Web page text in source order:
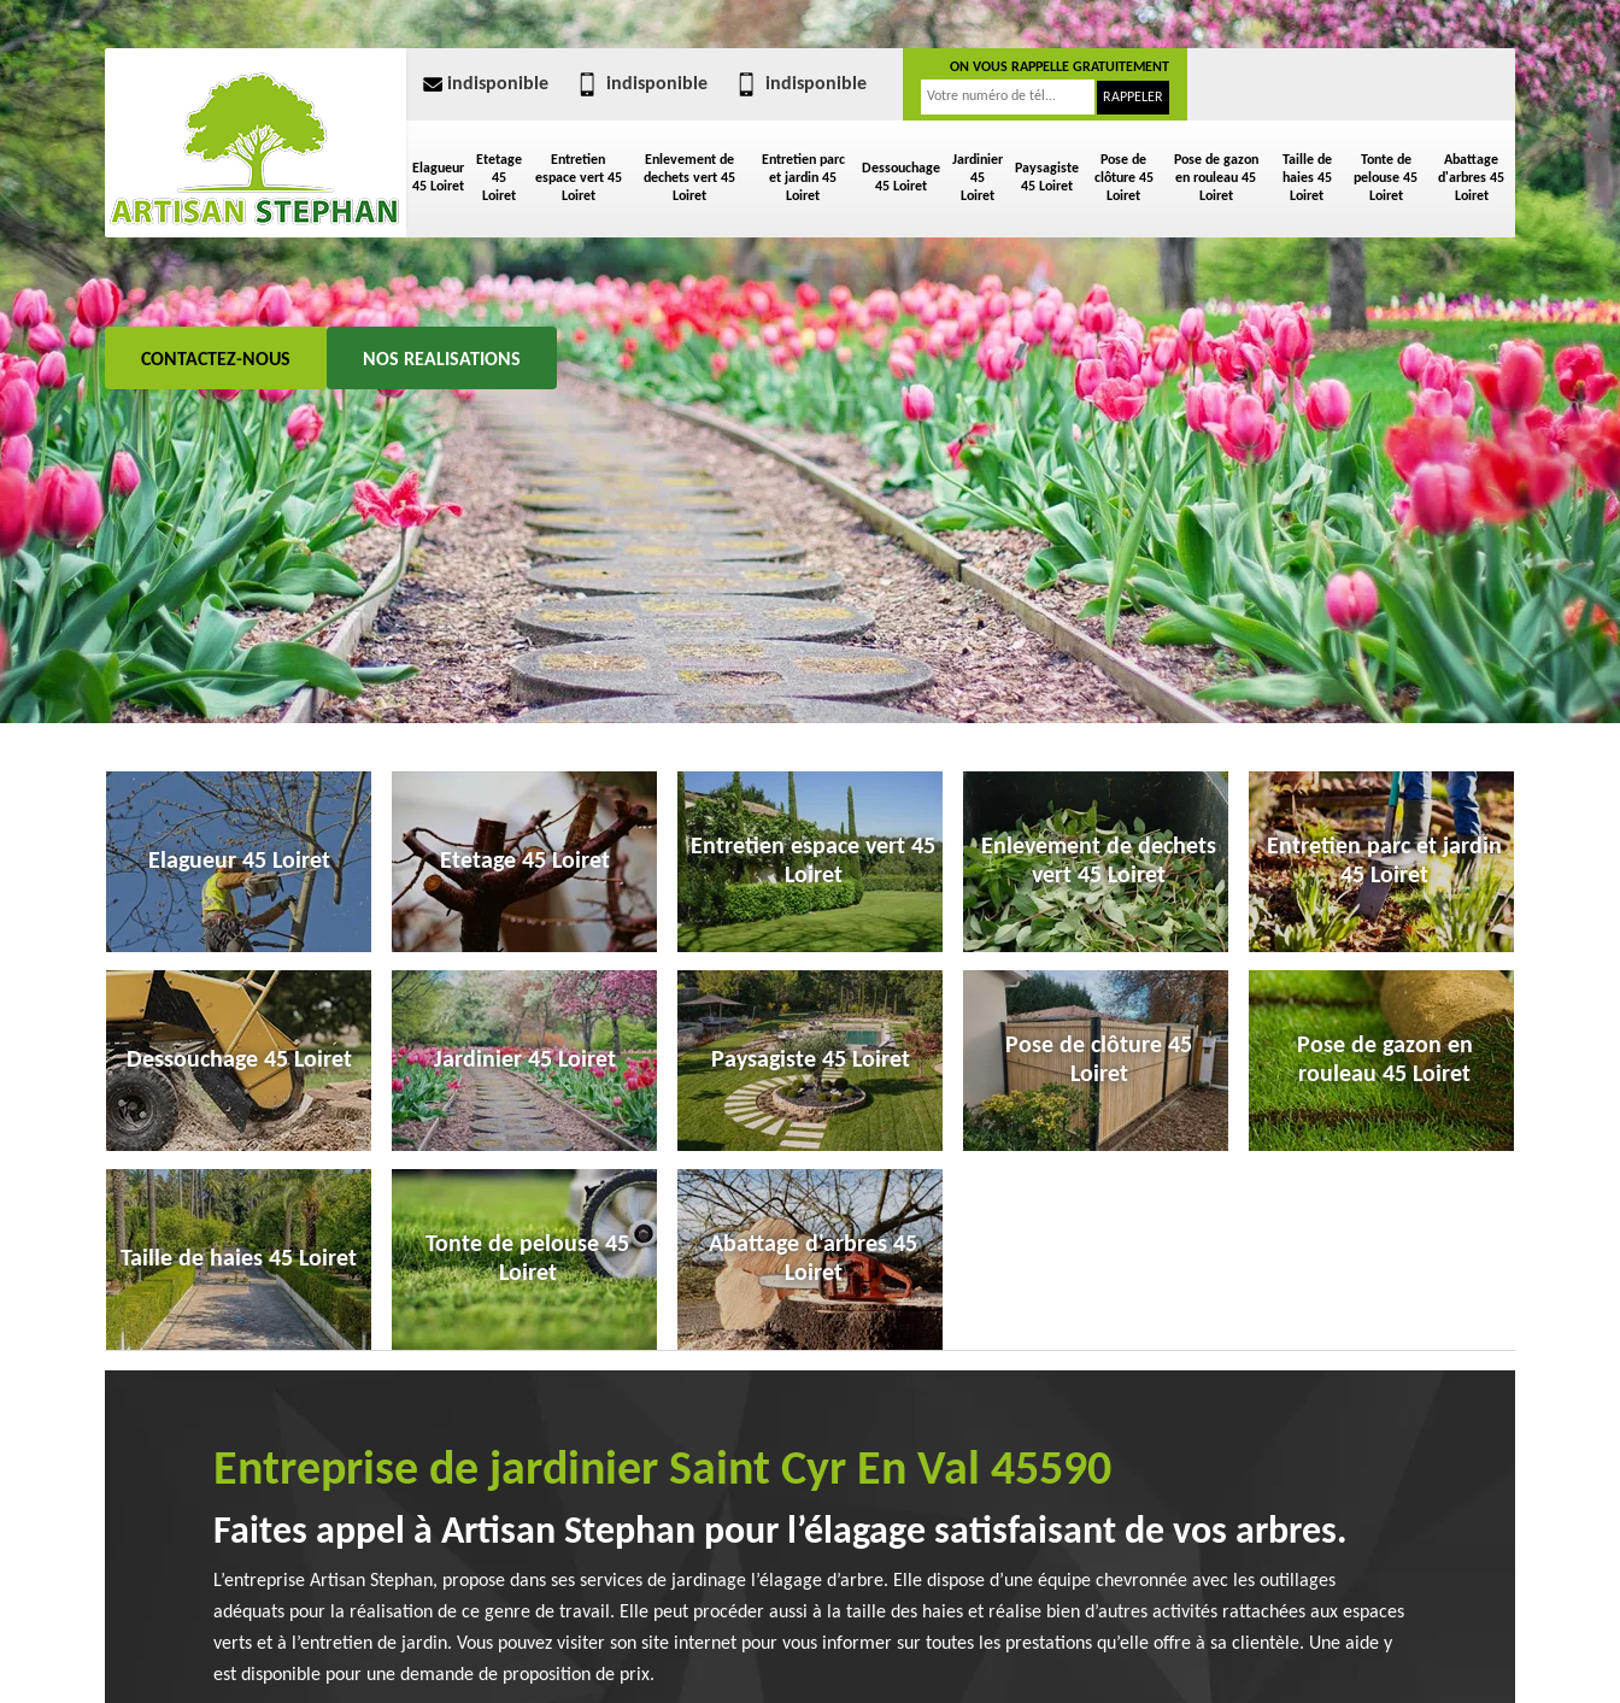
Elagueur
45 Loiret
Etetage
45
Loiret
Entretien
espace vert 45
Loiret
Enlevement de
dechets vert 45
Loiret
Entretien parc
et jardin 45
Loiret
Dessouchage
45 Loiret
Jardinier
45
Loiret
Paysagiste
45 Loiret
Pose de
clôture 45
Loiret
Pose de gazon
en rouleau 45
Loiret
Taille de
haies 45
Loiret
Tonte de
pelouse 45
Loiret
Abattage
d'arbres 45
Loiret
indisponible indisponible indisponible
ON VOUS RAPPELLE GRATUITEMENT
CONTACTEZ-NOUS NOS REALISATIONS
Elagueur 45 Loiret Etetage 45 Loiret
Entretien espace vert 45
Loiret
Enlevement de dechets
vert 45 Loiret
Entretien parc et jardin
45 Loiret
Dessouchage 45 Loiret Jardinier 45 Loiret Paysagiste 45 Loiret
Pose de clôture 45
Loiret
Pose de gazon en
rouleau 45 Loiret
Taille de haies 45 Loiret
Tonte de pelouse 45
Loiret
Abattage d'arbres 45
Loiret
Entreprise de jardinier Saint Cyr En Val 45590
Faites appel à Artisan Stephan pour l’élagage satisfaisant de vos arbres.
L’entreprise Artisan Stephan, propose dans ses services de jardinage l’élagage d’arbre. Elle dispose d’une équipe chevronnée avec les outillages
adéquats pour la réalisation de ce genre de travail. Elle peut procéder aussi à la taille des haies et réalise bien d’autres activités rattachées aux espaces
verts et à l’entretien de jardin. Vous pouvez visiter son site internet pour vous informer sur toutes les prestations qu’elle offre à sa clientèle. Une aide y
est disponible pour une demande de proposition de prix.